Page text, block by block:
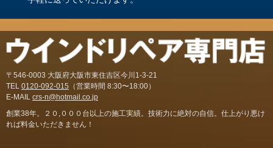
〒546-0003 大阪府大阪市東住吉区今川1-3-21
TEL 0120-092-015 （営業時間 8:30〜18:00）
E-MAIL crs-n@hotmail.co.jp
創業38年。２０,０００台以上の施工実績。技術力に絶対の自信。仕上がり悪け
れば料金いただきません！